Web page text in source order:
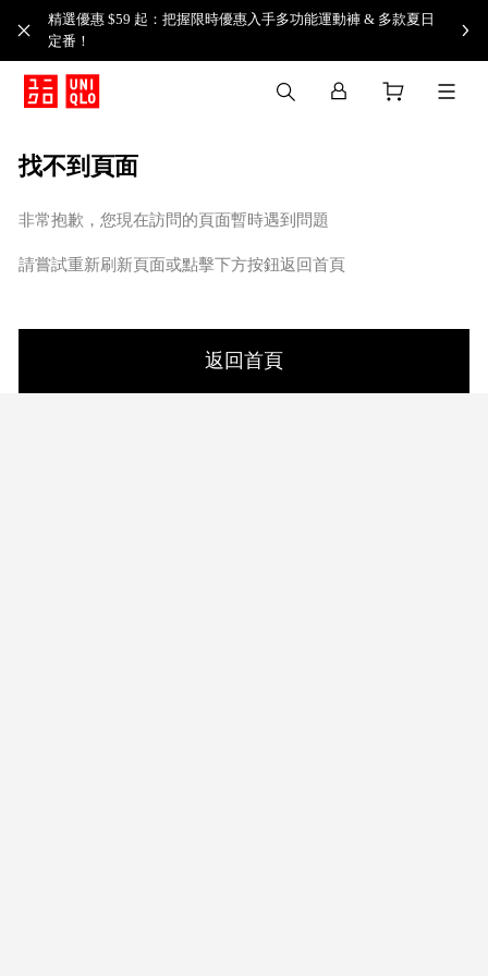
精選優惠 $59 起：把握限時優惠入手多功能運動褲 & 多款夏日
定番！​
找不到頁面
非常抱歉，您現在訪問的頁面暫時遇到問題
請嘗試重新刷新頁面或點擊下方按鈕返回首頁
返回首頁